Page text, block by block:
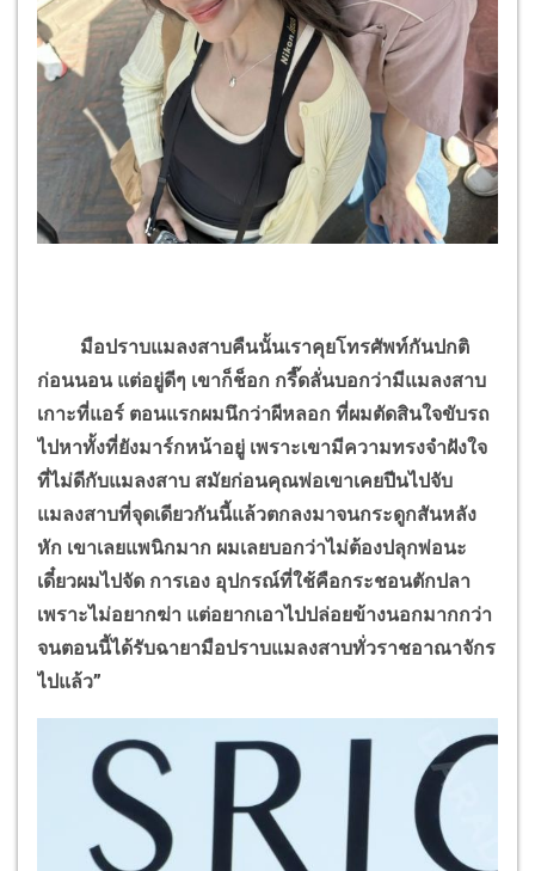
มือปราบแมลงสาบคืนนั้นเราคุยโทรศัพท์กันปกติ
ก่อนนอน แต่อยู่ดีๆ เขาก็ช็อก กรี๊ดลั่นบอกว่ามีแมลงสาบ
เกาะที่แอร์ ตอนแรกผมนึกว่าผีหลอก ที่ผมตัดสินใจขับรถ
ไปหาทั้งที่ยังมาร์กหน้าอยู่ เพราะเขามีความทรงจำฝังใจ
ที่ไม่ดีกับแมลงสาบ สมัยก่อนคุณพ่อเขาเคยปีนไปจับ
แมลงสาบที่จุดเดียวกันนี้แล้วตกลงมาจนกระดูกสันหลัง
หัก เขาเลยแพนิกมาก ผมเลยบอกว่าไม่ต้องปลุกพ่อนะ
เดี๋ยวผมไปจัด การเอง อุปกรณ์ที่ใช้คือกระชอนตักปลา
เพราะไม่อยากฆ่า แต่อยากเอาไปปล่อยข้างนอกมากกว่า
จนตอนนี้ได้รับฉายามือปราบแมลงสาบทั่วราชอาณาจักร
ไปแล้ว”